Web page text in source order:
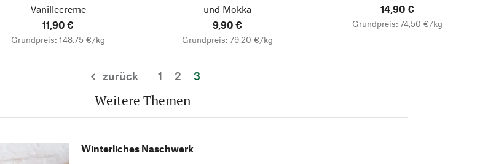
Vanillecreme
11,90 €
Grundpreis: 148,75 €/kg
und Mokka
9,90 €
Grundpreis: 79,20 €/kg
14,90 €
Grundpreis: 74,50 €/kg
zurück 1 2 3
Weitere Themen
Winterliches Naschwerk